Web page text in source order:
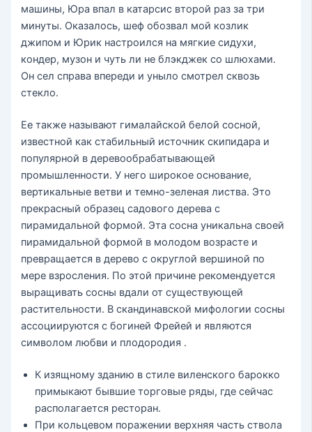
машины, Юра впал в катарсис второй раз за три
минуты. Оказалось, шеф обозвал мой козлик
джипом и Юрик настроился на мягкие сидухи,
кондер, музон и чуть ли не блэкджек со шлюхами.
Он сел справа впереди и уныло смотрел сквозь
стекло.
Ее также называют гималайской белой сосной,
известной как стабильный источник скипидара и
популярной в деревообрабатывающей
промышленности. У него широкое основание,
вертикальные ветви и темно-зеленая листва. Это
прекрасный образец садового дерева с
пирамидальной формой. Эта сосна уникальна своей
пирамидальной формой в молодом возрасте и
превращается в дерево с округлой вершиной по
мере взросления. По этой причине рекомендуется
выращивать сосны вдали от существующей
растительности. В скандинавской мифологии сосны
ассоциируются с богиней Фрейей и являются
символом любви и плодородия .
К изящному зданию в стиле виленского барокко
примыкают бывшие торговые ряды, где сейчас
располагается ресторан.
При кольцевом поражении верхняя часть ствола